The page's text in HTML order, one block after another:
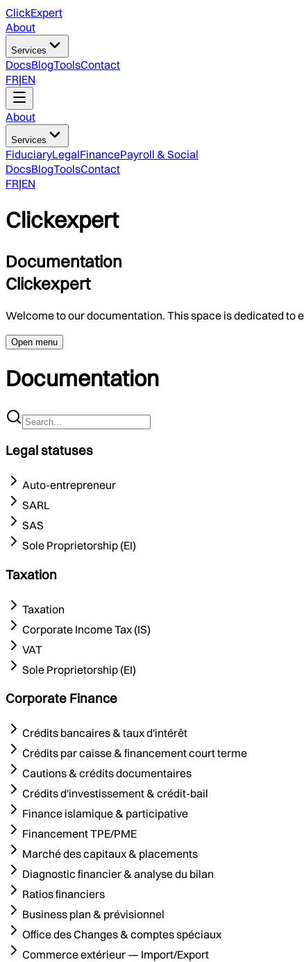
ClickExpert
About
Services
DocsBlogToolsContact
FR|EN
About
Services
FiduciaryLegalFinancePayroll & Social
DocsBlogToolsContact
FR|EN
Clickexpert
Documentation
Clickexpert
Welcome to our documentation. This space is dedicated to
Open menu
Documentation
Legal statuses
Auto-entrepreneur
SARL
SAS
Sole Proprietorship (EI)
Taxation
Taxation
Corporate Income Tax (IS)
VAT
Sole Proprietorship (EI)
Corporate Finance
Crédits bancaires & taux d'intérêt
Crédits par caisse & financement court terme
Cautions & crédits documentaires
Crédits d'investissement & crédit-bail
Finance islamique & participative
Financement TPE/PME
Marché des capitaux & placements
Diagnostic financier & analyse du bilan
Ratios financiers
Business plan & prévisionnel
Office des Changes & comptes spéciaux
Commerce extérieur — Import/Export